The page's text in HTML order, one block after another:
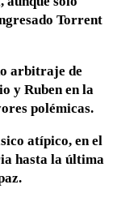
Torrent
arbitraje de
y Ruben en la
polémicas.
atípico, en el
hasta la última